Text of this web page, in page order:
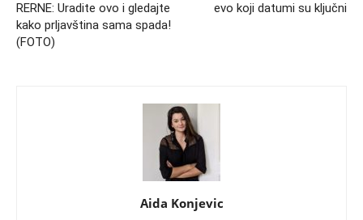
RERNE: Uradite ovo i gledajte
kako prljavština sama spada!
(FOTO)
evo koji datumi su ključni
Aida Konjevic